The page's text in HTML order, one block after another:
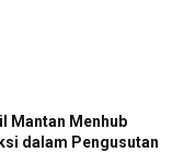
Mantan Menhub
dalam Pengusutan